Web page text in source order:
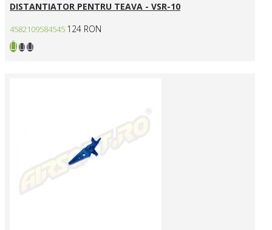
DISTANTIATOR PENTRU TEAVA - VSR-10
4582109584545 124 RON